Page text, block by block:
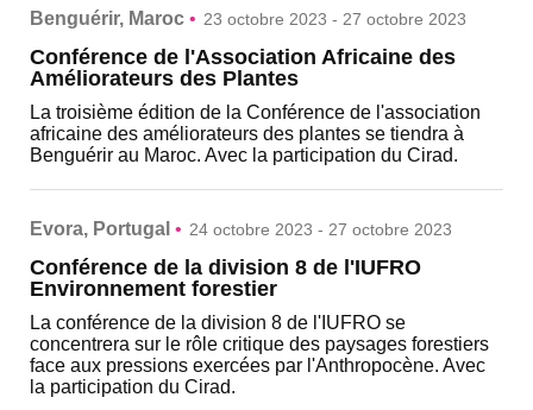
Benguérir, Maroc • 23 octobre 2023 - 27 octobre 2023
Conférence de l'Association Africaine des
Améliorateurs des Plantes
La troisième édition de la Conférence de l'association
africaine des améliorateurs des plantes se tiendra à
Benguérir au Maroc. Avec la participation du Cirad.
Evora, Portugal • 24 octobre 2023 - 27 octobre 2023
Conférence de la division 8 de l'IUFRO
Environnement forestier
La conférence de la division 8 de l'IUFRO se
concentrera sur le rôle critique des paysages forestiers
face aux pressions exercées par l'Anthropocène. Avec
la participation du Cirad.